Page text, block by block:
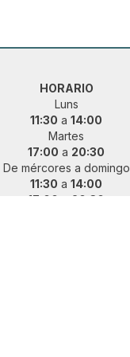
HORARIO
Luns
11:30 a 14:00
Martes
17:00 a 20:30
De mércores a domingo
11:30 a 14:00
17:00
20:30